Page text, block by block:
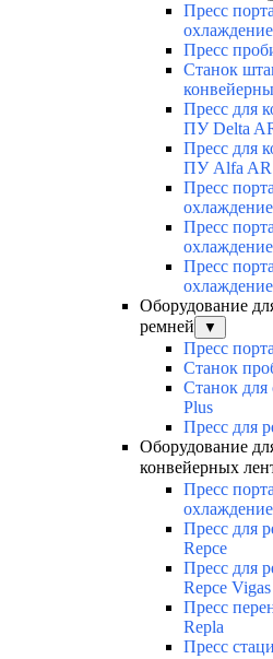
Пресс
Пресс
Станок
Пресс для
ПУ Delta
Пресс для
ПУ Alfa AR
Пресс
Пресс
Пресс
Оборудование
ремней
▼
Пресс
Станок
Станок
Plus
Пресс для
Оборудование
конвейерных
Пресс
Пресс для
Repce
Пресс для
Repce Vigas
Пресс
Repla
Пресс